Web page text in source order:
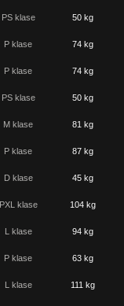
PS klase 50 kg
P klase 74 kg
P klase 74 kg
PS klase 50 kg
M klase 81 kg
P klase 87 kg
D klase 45 kg
PXL klase 104 kg
L klase 94 kg
P klase 63 kg
L klase 111 kg